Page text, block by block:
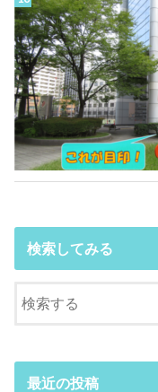
検索してみる
最近の投稿